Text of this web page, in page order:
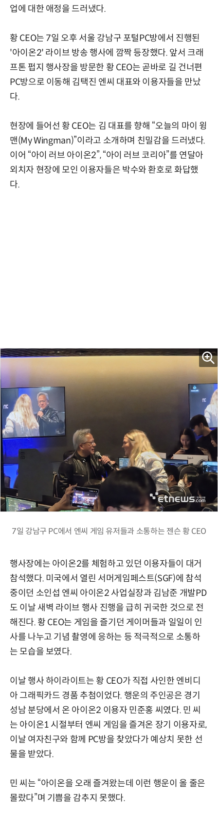
업에 대한 애정을 드러냈다.
황 CEO는 7일 오후 서울 강남구 포털PC방에서 진행된
'아이온2' 라이브 방송 행사에 깜짝 등장했다. 앞서 크래
프톤 펍지 행사장을 방문한 황 CEO는 곧바로 길 건너편
PC방으로 이동해 김택진 엔씨 대표와 이용자들을 만났
다.
현장에 들어선 황 CEO는 김 대표를 향해 “오늘의 마이 윙
맨(My Wingman)”이라고 소개하며 친밀감을 드러냈다.
이어 “아이 러브 아이온2”, “아이 러브 코리아”를 연달아
외치자 현장에 모인 이용자들은 박수와 환호로 화답했
다.
7일 강남구 PC에서 엔씨 게임 유저들과 소통하는 젠슨 황 CEO
행사장에는 아이온2를 체험하고 있던 이용자들이 대거
참석했다. 미국에서 열린 서머게임페스트(SGF)에 참석
중이던 소인섭 엔씨 아이온2 사업실장과 김남준 개발PD
도 이날 새벽 라이브 행사 진행을 급히 귀국한 것으로 전
해진다. 황 CEO는 게임을 즐기던 게이머들과 일일이 인
사를 나누고 기념 촬영에 응하는 등 적극적으로 소통하
는 모습을 보였다.
이날 행사 하이라이트는 황 CEO가 직접 사인한 엔비디
아 그래픽카드 경품 추첨이었다. 행운의 주인공은 경기
성남 분당에서 온 아이온2 이용자 민준홍 씨였다. 민 씨
는 아이온1 시절부터 엔씨 게임을 즐겨온 장기 이용자로,
이날 여자친구와 함께 PC방을 찾았다가 예상치 못한 선
물을 받았다.
민 씨는 “아이온을 오래 즐겨왔는데 이런 행운이 올 줄은
몰랐다”며 기쁨을 감추지 못했다.